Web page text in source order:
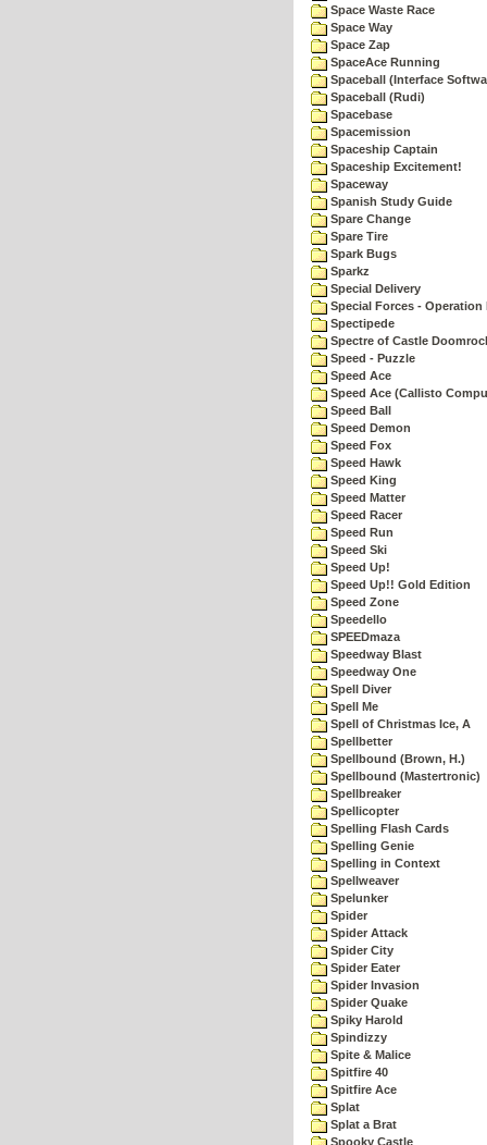
Space Waste Race
Space Way
Space Zap
SpaceAce Running
Spaceball (Interface
Spaceball (Rudi)
Spacebase
Spacemission
Spaceship Captain
Spaceship Excitement!
Spaceway
Spanish Study Guide
Spare Change
Spare Tire
Spark Bugs
Sparkz
Special Delivery
Special Forces - Operation
Spectipede
Spectre of Castle
Speed - Puzzle
Speed Ace
Speed Ace (Callisto
Speed Ball
Speed Demon
Speed Fox
Speed Hawk
Speed King
Speed Matter
Speed Racer
Speed Run
Speed Ski
Speed Up!
Speed Up!! Gold Edition
Speed Zone
Speedello
SPEEDmaza
Speedway Blast
Speedway One
Spell Diver
Spell Me
Spell of Christmas Ice, A
Spellbetter
Spellbound (Brown, H.)
Spellbound (Mastertronic)
Spellbreaker
Spellicopter
Spelling Flash Cards
Spelling Genie
Spelling in Context
Spellweaver
Spelunker
Spider
Spider Attack
Spider City
Spider Eater
Spider Invasion
Spider Quake
Spiky Harold
Spindizzy
Spite & Malice
Spitfire 40
Spitfire Ace
Splat
Splat a Brat
Spooky Castle